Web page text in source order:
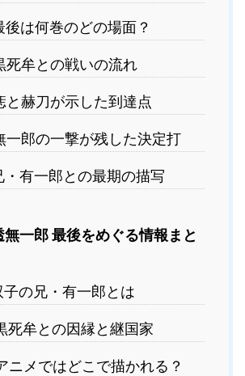
後は何巻のどの場面？
死牟との戦いの流れ
と赫刀が示した到達点
一郎の一撃が残した決定打
・有一郎との最期の描写
無一郎 最後をめぐる情報まと
子の兄・有一郎とは
死牟との因縁と継国家
ニメではどこで描かれる？